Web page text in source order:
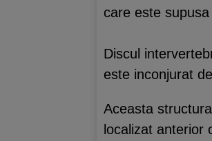
care este
Discul
este inconjurat
Aceasta
localizat anterior